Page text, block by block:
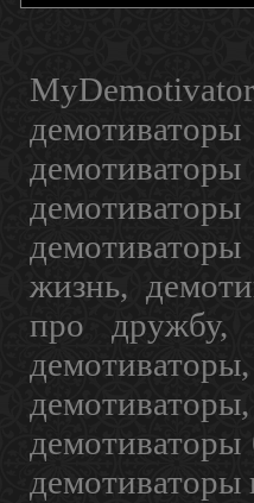
жизнь,
про дружбу,